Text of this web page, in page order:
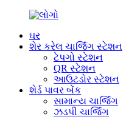
ઘર
શેર કરેલ ચાર્જિંગ સ્ટેશન
ટેપગો સ્ટેશન
QR સ્ટેશન
આઉટડોર સ્ટેશન
શેર્ડ પાવર બેંક
સામાન્ય ચાર્જિંગ
ઝડપી ચાર્જિંગ